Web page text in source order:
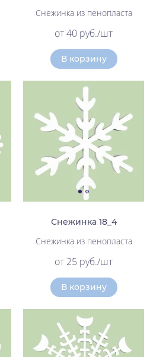
Снежинка из пенопласта
от 40 руб./шт
В корзину
Снежинка 18_4
Снежинка из пенопласта
от 25 руб./шт
В корзину